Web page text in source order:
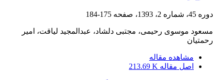
دوره 45، شماره 2، 1393، صفحه 175-184
مسعود موسوی رحیمی، مجتبی دلشاد، عبدالمجید لیاقت، امیر
رحمتیان
مشاهده مقاله
اصل مقاله 213.69 K